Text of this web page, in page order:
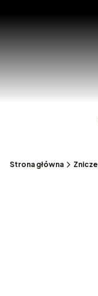
Strona główna Znicze